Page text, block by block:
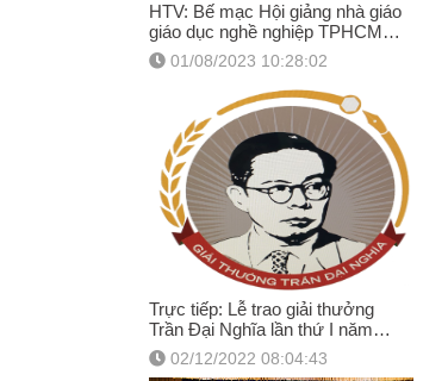
HTV: Bế mạc Hội giảng nhà giáo
giáo dục nghề nghiệp TPHCM
năm 2023
01/08/2023 10:28:02
Trực tiếp: Lễ trao giải thưởng
Trần Đại Nghĩa lần thứ I năm
202202/12/2022 08:04:43